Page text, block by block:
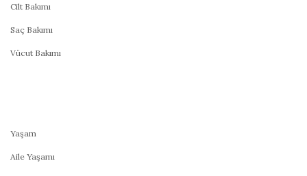
Cilt Bakımı
Saç Bakımı
Vücut Bakımı
Yaşam
Aile Yaşamı